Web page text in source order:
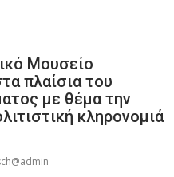
Μουσείο
πλαίσια του
με θέμα την
κληρονομιά